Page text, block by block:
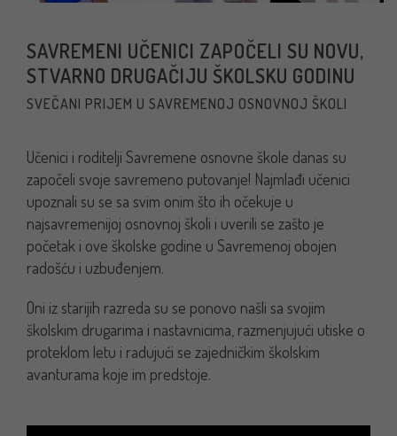
SAVREMENI UČENICI ZAPOČELI SU NOVU,
STVARNO DRUGAČIJU ŠKOLSKU GODINU
SVEČANI PRIJEM U SAVREMENOJ OSNOVNOJ ŠKOLI
Učenici i roditelji Savremene osnovne škole danas su
započeli svoje savremeno putovanje! Najmlađi učenici
upoznali su se sa svim onim što ih očekuje u
najsavremenijoj osnovnoj školi i uverili se zašto je
početak i ove školske godine u Savremenoj obojen
radošću i uzbuđenjem.
Oni iz starijih razreda su se ponovo našli sa svojim
školskim drugarima i nastavnicima, razmenjujući utiske o
proteklom letu i radujući se zajedničkim školskim
avanturama koje im predstoje.